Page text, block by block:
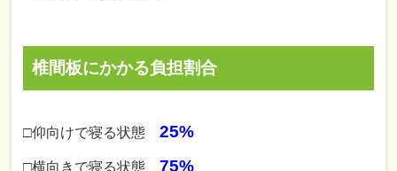
椎間板にかかる負担割合
□仰向けで寝る状態25%
□横向きで寝る状態75%